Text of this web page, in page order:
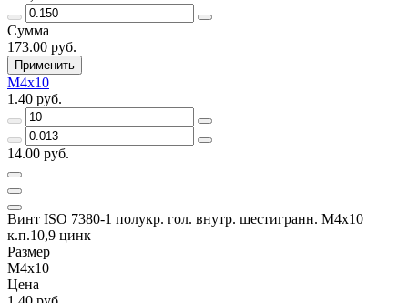
Сумма
173.00 руб.
Применить
М4х10
1.40 руб.
14.00 руб.
Винт ISO 7380-1 полукр. гол. внутр. шестигранн. М4х10
к.п.10,9 цинк
Размер
М4х10
Цена